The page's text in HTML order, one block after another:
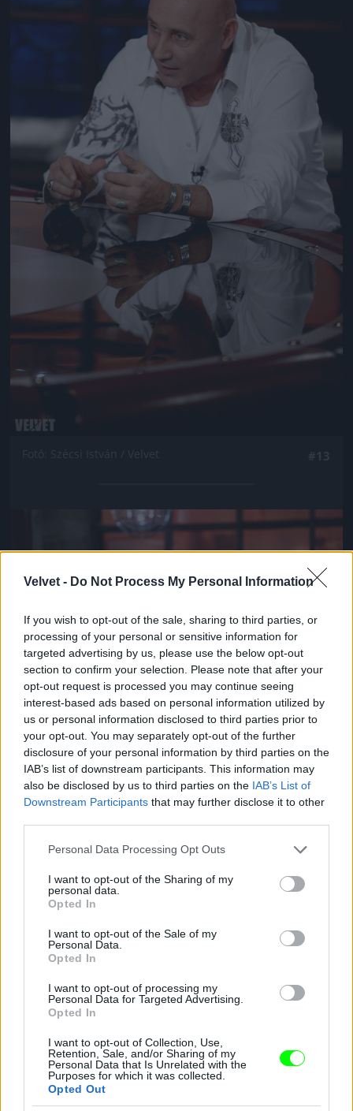
Velvet - Do Not Process My Personal Information
If you wish to opt-out of the sale, sharing to third parties, or
processing of your personal or sensitive information for
targeted advertising by us, please use the below opt-out
section to confirm your selection. Please note that after your
opt-out request is processed you may continue seeing
interest-based ads based on personal information utilized by
us or personal information disclosed to third parties prior to
your opt-out. You may separately opt-out of the further
disclosure of your personal information by third parties on the
IAB’s list of downstream participants. This information may
also be disclosed by us to third parties on the IAB’s List of
Downstream Participants that may further disclose it to other
Please note that this website/app uses one or more Google
not limited to your visit or usage behaviour. You may click to
grant or deny consent to Google and its third-party tags to
use your data for below specified purposes in below Google
consent section.
Personal Data Processing Opt Outs
I want to opt-out of the Sharing of my
personal data.
Opted In
I want to opt-out of the Sale of my
Personal Data.
Opted In
I want to opt-out of processing my
Personal Data for Targeted Advertising.
Opted In
I want to opt-out of Collection, Use,
Retention, Sale, and/or Sharing of my
Personal Data that Is Unrelated with the
Purposes for which it was collected.
Opted Out
Jön még kép!
Fotó: Szécsi István / Velvet #14
Jön még kép!